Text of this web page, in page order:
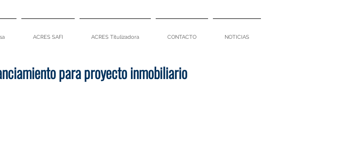
ACRES SAFI ACRES Titulizadora CONTACTO NOTICIAS
para proyecto inmobiliario